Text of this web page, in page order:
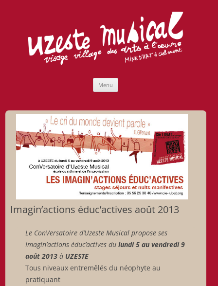
Menu
Imagin’actions éduc’actives août 2013
Le ConVersatoire d’Uzeste Musical propose ses
Imagin’actions éduc’actives du lundi 5 au vendredi 9
août 2013 à UZESTE
Tous niveaux entremêlés du néophyte au
pratiquant